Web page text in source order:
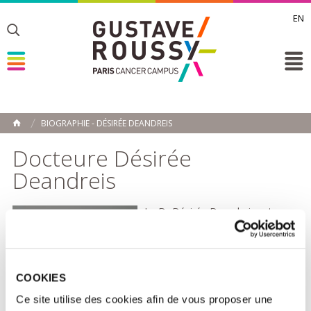
COOKIES
Ce site utilise des cookies afin de vous proposer une
EN
Toggle
Toggle
ACCUEIL
BIOGRAPHIE - DÉSIRÉE DEANDREIS
Docteure Désirée
Deandreis
La Dr Désirée Deandreis est
médecin nucléaire, cheffe du
service de médecine nucléaire de
Diplômée en médecine de